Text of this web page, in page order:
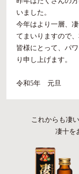
いました。
今年はより一層、
てまいりますので
皆様にとって、パ
り申し上げます。
令和5年 元旦
これからも凄
凄十を